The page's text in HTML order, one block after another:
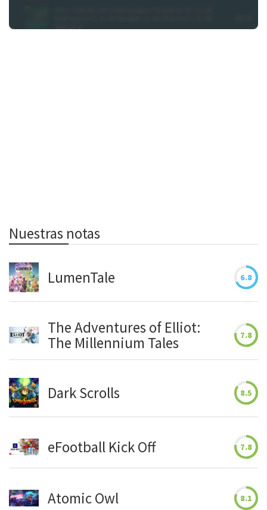
Nuestras notas
LumenTale 6.8
The Adventures of Elliot:
The Millennium Tales
7.8
Dark Scrolls 8.5
eFootball Kick Off 7.8
Atomic Owl 8.1